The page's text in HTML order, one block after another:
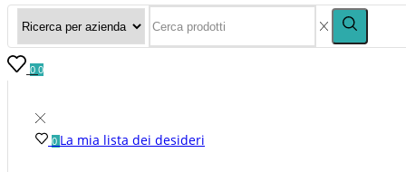
0 0
0 La mia lista dei desideri